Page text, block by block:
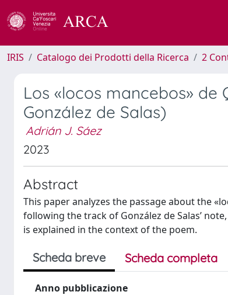
IRIS Catalogo dei Prodotti della Ricerca 2
Los «locos mancebos» de
González de Salas)
Adrián J. Sáez
2023
Abstract
This paper analyzes the passage about the
following the track of González de Salas’
is explained in the context of the poem.
Scheda breve Scheda completa
Anno pubblicazione